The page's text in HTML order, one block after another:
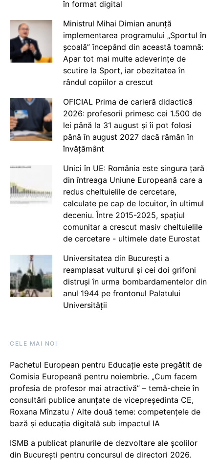
în format digital
Ministrul Mihai Dimian anunță
implementarea programului „Sportul în
școală” începând din această toamnă:
Apar tot mai multe adeverințe de
scutire la Sport, iar obezitatea în
rândul copiilor a crescut
OFICIAL Prima de carieră didactică
2026: profesorii primesc cei 1.500 de
lei până la 31 august și îi pot folosi
până în august 2027 dacă rămân în
învățământ
Unici în UE: România este singura țară
din întreaga Uniune Europeană care a
redus cheltuielile de cercetare,
calculate pe cap de locuitor, în ultimul
deceniu. Între 2015-2025, spațiul
comunitar a crescut masiv cheltuielile
de cercetare - ultimele date Eurostat
Universitatea din București a
reamplasat vulturul și cei doi grifoni
distruși în urma bombardamentelor din
anul 1944 pe frontonul Palatului
Universității
CELE MAI NOI
Pachetul European pentru Educație este pregătit de
Comisia Europeană pentru noiembrie. „Cum facem
profesia de profesor mai atractivă” – temă-cheie în
consultări publice anunțate de vicepreședinta CE,
Roxana Mînzatu / Alte două teme: competențele de
bază și educația digitală sub impactul IA
ISMB a publicat planurile de dezvoltare ale școlilor
din București pentru concursul de directori 2026.